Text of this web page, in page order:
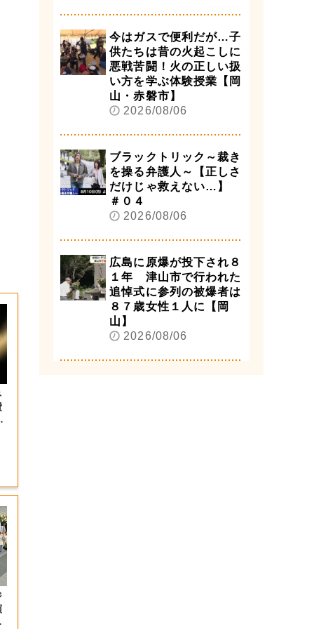
今はガスで便利だが…子
供たちは昔の火起こしに
悪戦苦闘！火の正しい扱
い方を学ぶ体験授業【岡
山・赤磐市】
2026/08/06
ブラックトリック～裁き
を操る弁護人～【正しさ
だけじゃ救えない…】
＃０４
2026/08/06
広島に原爆が投下され８
１年 津山市で行われた
追悼式に参列の被爆者は
８７歳女性１人に【岡
山】
2026/08/06